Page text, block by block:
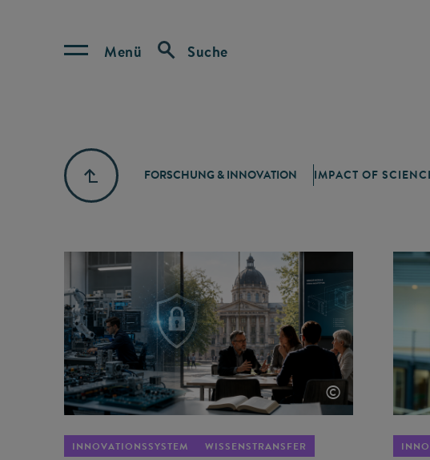
Menü Suche
FORSCHUNG & INNOVATION IMPACT OF
©
INNOVATIONSSYSTEM WISSENSTRANSFER